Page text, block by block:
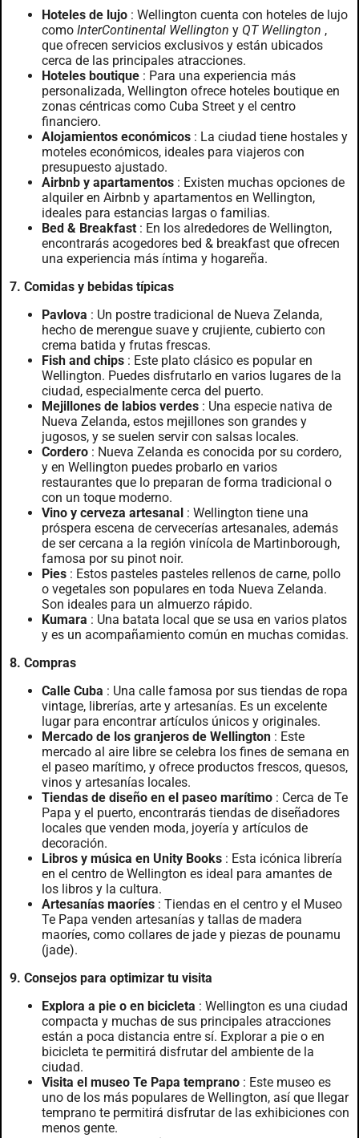
Hoteles de lujo : Wellington cuenta con hoteles de lujo
como InterContinental Wellington y QT Wellington ,
que ofrecen servicios exclusivos y están ubicados
cerca de las principales atracciones.
Hoteles boutique : Para una experiencia más
personalizada, Wellington ofrece hoteles boutique en
zonas céntricas como Cuba Street y el centro
financiero.
Alojamientos económicos : La ciudad tiene hostales y
moteles económicos, ideales para viajeros con
presupuesto ajustado.
Airbnb y apartamentos : Existen muchas opciones de
alquiler en Airbnb y apartamentos en Wellington,
ideales para estancias largas o familias.
Bed & Breakfast : En los alrededores de Wellington,
encontrarás acogedores bed & breakfast que ofrecen
una experiencia más íntima y hogareña.
7. Comidas y bebidas típicas
Pavlova : Un postre tradicional de Nueva Zelanda,
hecho de merengue suave y crujiente, cubierto con
crema batida y frutas frescas.
Fish and chips : Este plato clásico es popular en
Wellington. Puedes disfrutarlo en varios lugares de la
ciudad, especialmente cerca del puerto.
Mejillones de labios verdes : Una especie nativa de
Nueva Zelanda, estos mejillones son grandes y
jugosos, y se suelen servir con salsas locales.
Cordero : Nueva Zelanda es conocida por su cordero,
y en Wellington puedes probarlo en varios
restaurantes que lo preparan de forma tradicional o
con un toque moderno.
Vino y cerveza artesanal : Wellington tiene una
próspera escena de cervecerías artesanales, además
de ser cercana a la región vinícola de Martinborough,
famosa por su pinot noir.
Pies : Estos pasteles pasteles rellenos de carne, pollo
o vegetales son populares en toda Nueva Zelanda.
Son ideales para un almuerzo rápido.
Kumara : Una batata local que se usa en varios platos
y es un acompañamiento común en muchas comidas.
8. Compras
Calle Cuba : Una calle famosa por sus tiendas de ropa
vintage, librerías, arte y artesanías. Es un excelente
lugar para encontrar artículos únicos y originales.
Mercado de los granjeros de Wellington : Este
mercado al aire libre se celebra los fines de semana en
el paseo marítimo, y ofrece productos frescos, quesos,
vinos y artesanías locales.
Tiendas de diseño en el paseo marítimo : Cerca de Te
Papa y el puerto, encontrarás tiendas de diseñadores
locales que venden moda, joyería y artículos de
decoración.
Libros y música en Unity Books : Esta icónica librería
en el centro de Wellington es ideal para amantes de
los libros y la cultura.
Artesanías maoríes : Tiendas en el centro y el Museo
Te Papa venden artesanías y tallas de madera
maoríes, como collares de jade y piezas de pounamu
(jade).
9. Consejos para optimizar tu visita
Explora a pie o en bicicleta : Wellington es una ciudad
compacta y muchas de sus principales atracciones
están a poca distancia entre sí. Explorar a pie o en
bicicleta te permitirá disfrutar del ambiente de la
ciudad.
Visita el museo Te Papa temprano : Este museo es
uno de los más populares de Wellington, así que llegar
temprano te permitirá disfrutar de las exhibiciones con
menos gente.